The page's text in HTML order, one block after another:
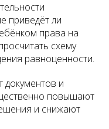
приведёт ли
права на
схему
равноценности.
документов и
повышают
и снижают